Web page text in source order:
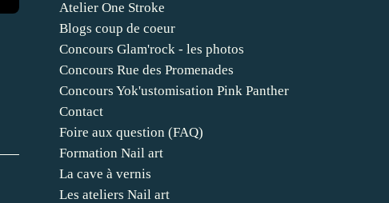
Atelier One Stroke
Blogs coup de coeur
Concours Glam'rock - les photos
Concours Rue des Promenades
Concours Yok'ustomisation Pink Panther
Contact
Foire aux question (FAQ)
Formation Nail art
La cave à vernis
Les ateliers Nail art